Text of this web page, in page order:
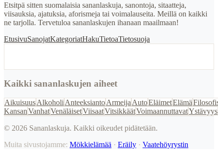
Etsitpä sitten suomalaisia sananlaskuja, sanontoja, sitaatteja,
viisauksia, ajatuksia, aforismeja tai voimalauseita. Meillä on kaikki
ne tarjolla. Tervetuloa sananlaskujen ihanaan maailmaan!
EtusivuSanojatKategoriatHakuTietoaTietosuoja
Kaikki sananlaskujen aiheet
AikuisuusAlkoholi AnteeksiantoArmeija AutoEläimetElämä
KansanVanhatVenäläisetViisaatVitsikkäätVoimaannuttavatYstävyys
© 2026 Sananlaskuja. Kaikki oikeudet pidätetään.
Muita sivustojamme: Mökkielämää · Eräily · Vaatehöyrystin